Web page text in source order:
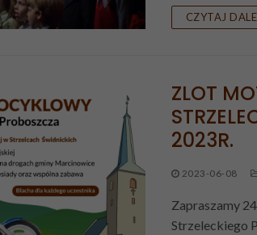
CZYTAJ
ZLOT
2023R.
2023-06-08
Zapraszamy
Strzeleckiego